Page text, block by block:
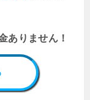
ありません！